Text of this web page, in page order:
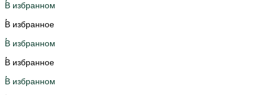
В избранном
В избранное
В избранном
В избранное
В избранном